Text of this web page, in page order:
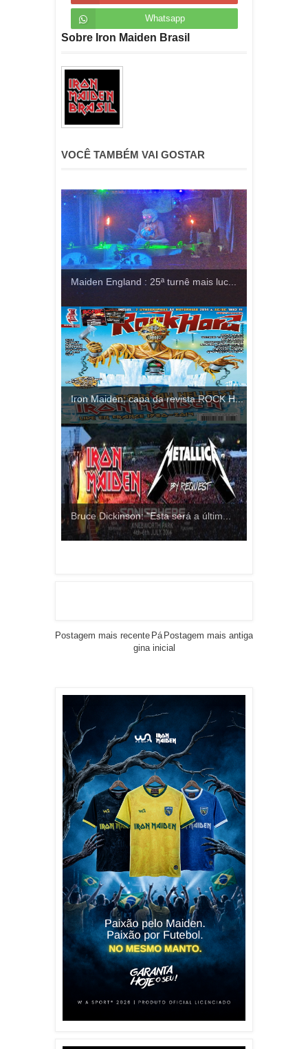
Whatsapp
Sobre Iron Maiden Brasil
VOCÊ TAMBÉM VAI GOSTAR
Maiden England : 25ª turnê mais luc...
Iron Maiden: capa da revista ROCK H...
Bruce Dickinson: "Esta será a últim...
Postagem mais recente Postagem mais antiga
Pá
gina inicial